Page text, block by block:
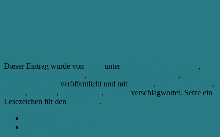
Dieser Eintrag wurde von unter
,
, ,
veröffentlicht und mit ,
,
, , ,
verschlagwortet. Setze ein
Lesezeichen für den
.